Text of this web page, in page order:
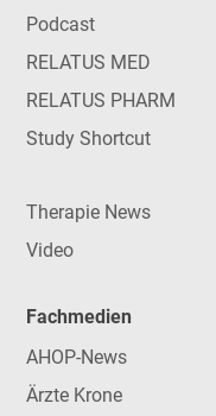
Podcast
RELATUS MED
RELATUS PHARM
Study Shortcut
Therapie News
Video
Fachmedien
AHOP-News
Ärzte Krone